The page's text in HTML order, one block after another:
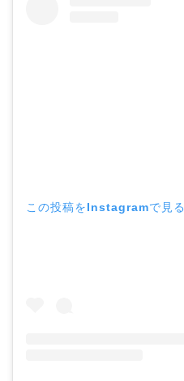
この投稿をInstagramで見る